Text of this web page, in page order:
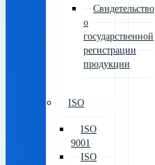
Свидетельство
о
государственной
регистрации
продукции
ISO
ISO
9001
ISO